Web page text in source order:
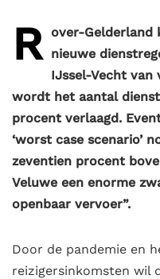
R over-Gelderland
nieuwe
IJssel-Vecht van
wordt het aantal
procent verlaagd.
‘worst case scenario’
zeventien procent
Veluwe een enorme
openbaar vervoer”.
Door de pandemie en
reizigersinkomsten wil